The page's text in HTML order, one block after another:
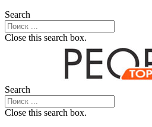
Search
Close this search box.
Search
Close this search box.